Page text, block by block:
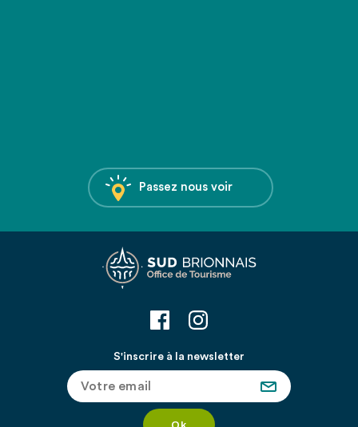
Passez nous voir
S'inscrire à la newsletter